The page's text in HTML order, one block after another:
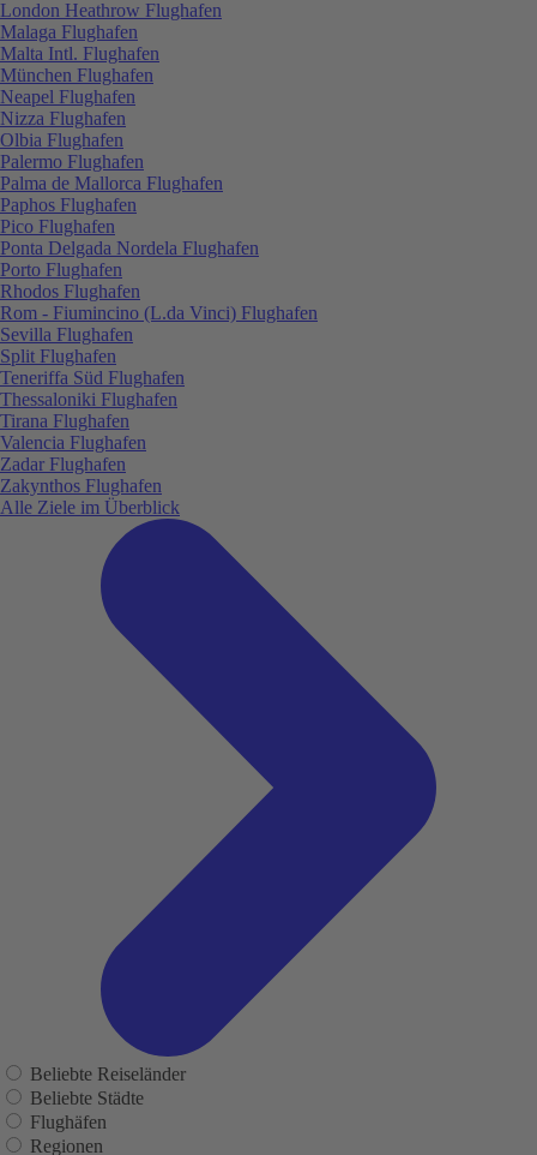
London Heathrow Flughafen
Malaga Flughafen
Malta Intl. Flughafen
München Flughafen
Neapel Flughafen
Nizza Flughafen
Olbia Flughafen
Palermo Flughafen
Palma de Mallorca Flughafen
Paphos Flughafen
Pico Flughafen
Ponta Delgada Nordela Flughafen
Porto Flughafen
Rhodos Flughafen
Rom - Fiumincino (L.da Vinci) Flughafen
Sevilla Flughafen
Split Flughafen
Teneriffa Süd Flughafen
Thessaloniki Flughafen
Tirana Flughafen
Valencia Flughafen
Zadar Flughafen
Zakynthos Flughafen
Alle Ziele im Überblick
Beliebte Reiseländer
Beliebte Städte
Flughäfen
Regionen